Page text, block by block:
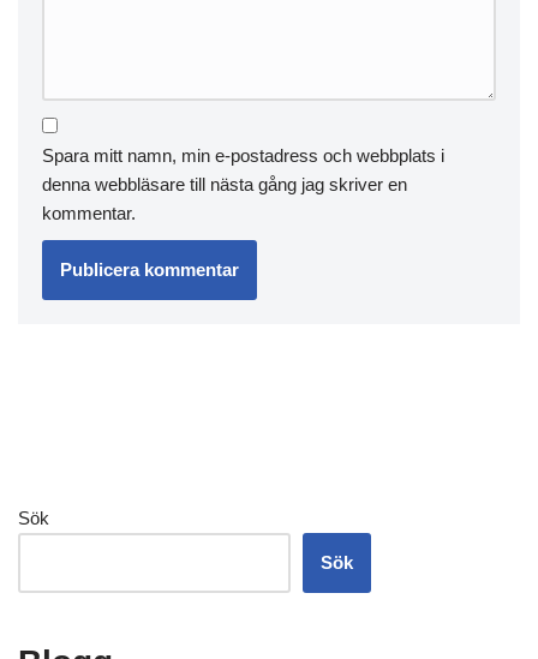
Spara mitt namn, min e-postadress och webbplats i
denna webbläsare till nästa gång jag skriver en
kommentar.
Sök
Sök